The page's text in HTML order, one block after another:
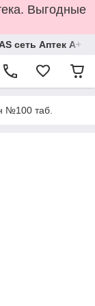
Выгодные
сеть Аптек А+
№100 таб.